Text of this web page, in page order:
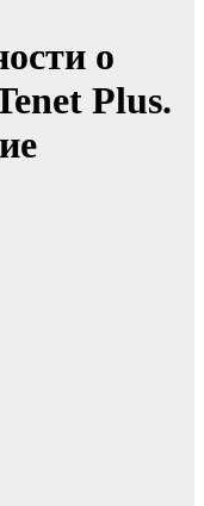
о
Plus.